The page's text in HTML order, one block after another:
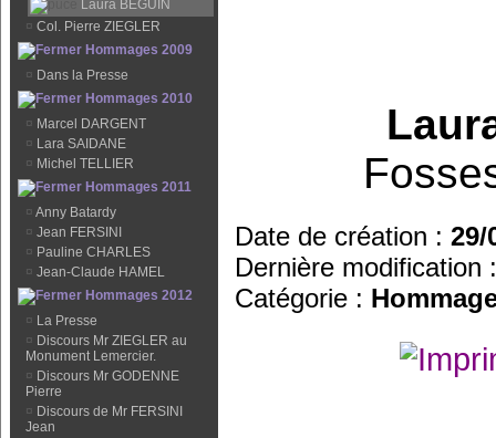
Laura BEGUIN
¤ Col. Pierre ZIEGLER
Hommages 2009
¤ Dans la Presse
Hommages 2010
¤ Marcel DARGENT
¤ Lara SAIDANE
¤ Michel TELLIER
Hommages 2011
¤ Anny Batardy
¤ Jean FERSINI
¤ Pauline CHARLES
¤ Jean-Claude HAMEL
Hommages 2012
¤ La Presse
¤ Discours Mr ZIEGLER au
Monument Lemercier.
¤ Discours Mr GODENNE
Pierre
¤ Discours de Mr FERSINI
Jean
Date de création : 29/
Dernière modification
Catégorie :